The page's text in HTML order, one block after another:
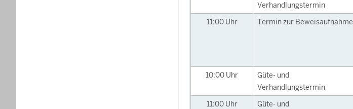
Verhandlungstermin
11:00 Uhr Termin zur Beweisaufnahme
10:00 Uhr
Güte- und
Verhandlungstermin
11:00 Uhr
Güte- und